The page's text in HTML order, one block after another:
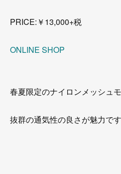
PRICE:￥13,000+税
ONLINE SHOP
春夏限定のナイロンメッシュ
抜群の通気性の良さが魅力です